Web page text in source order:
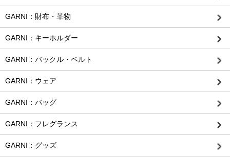
GARNI：財布・革物
GARNI：キーホルダー
GARNI：バックル・ベルト
GARNI：ウェア
GARNI：バッグ
GARNI：フレグランス
GARNI：グッズ